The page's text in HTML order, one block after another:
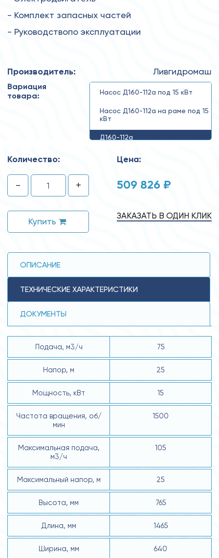
- Комплект запасных частей
- Руководствопо эксплуатации
Производитель: Ливгидромаш
Вариация
товара:
Насос Д160-112а под 15 кВт
Насос Д160-112а на раме под 15
кВт
Д160-112а
Количество:
- +
Купить
Цена:
509 826 ₽
ЗАКАЗАТЬ В ОДИН КЛИК
ОПИСАНИЕ
ТЕХНИЧЕСКИЕ ХАРАКТЕРИСТИКИ
ДОКУМЕНТЫ
Подача, м3/ч 75
Напор, м 25
Мощность, кВт 15
Частота вращения, об/
мин
1500
Максимальная подача,
м3/ч
105
Максимальный напор, м 25
Высота, мм 765
Длина, мм 1465
Ширина, мм 640